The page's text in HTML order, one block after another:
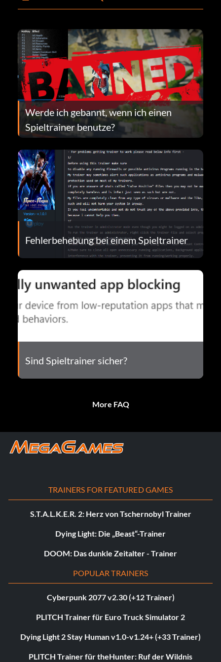
Werde ich gebannt, wenn ich einen
Spieltrainer benutze?
Fehlerbehebung bei einem Spieltrainer
Sind Spieltrainer sicher?
More FAQ
TRAINERS FOR FEATURED GAMES
S.T.A.L.K.E.R. 2: Herz von Tschernobyl Trainer
Dying Light: Die „Beast“-Trainer
DOOM: Das dunkle Zeitalter - Trainer
POPULAR TRAINERS
Cyberpunk 2077 v2.30 (+12 Trainer)
PLITCH Trainer für Euro Truck Simulator 2
Dying Light 2 Stay Human v1.0-v1.24+ (+33 Trainer)
PLITCH Trainer für theHunter: Ruf der Wildnis